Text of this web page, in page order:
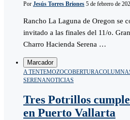
Por Jesús Torres Briones 5 de febrero de
Rancho La Laguna de Oregon se
invitado a las finales del 11/o.
Charro Hacienda Serena …
Marcador
A TENTEMOZOCOBERTURA
SERENANOTICIAS
Tres Potrillos
en Puerto Vallarta